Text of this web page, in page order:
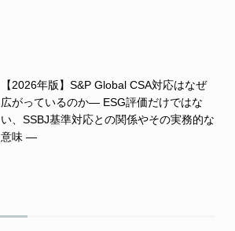
【2026年版】S&P Global CSA対応はなぜ
広がっているのか― ESG評価だけではな
い、SSBJ基準対応との関係やその実務的な
意味 ―